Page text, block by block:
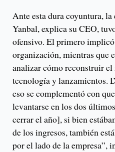
Ante esta dura coyuntura,
Yanbal, explica su CEO,
ofensivo. El primero implicó
organización, mientras que
analizar cómo reconstruir el
tecnología y lanzamientos.
eso se complementó con
levantarse en los dos
cerrar el año], si bien
de los ingresos, también
por el lado de la empresa”,